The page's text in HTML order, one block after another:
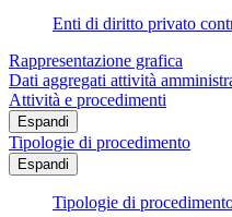
Enti di diritto privato
Rappresentazione grafica
Dati aggregati attività
Attività e procedimenti
Espandi
Tipologie di procedimento
Espandi
Tipologie di